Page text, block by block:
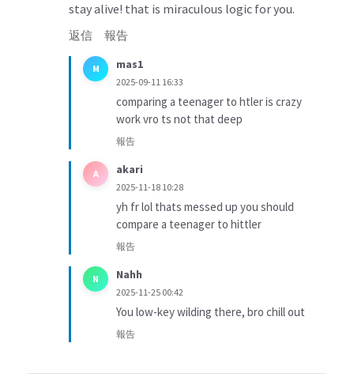
stay alive! that is miraculous logic for you.
返信 報告
M mas1
2025-09-11 16:33
comparing a teenager to htler is crazy
work vro ts not that deep
報告
A akari
2025-11-18 10:28
yh fr lol thats messed up you should
compare a teenager to hittler
報告
N Nahh
2025-11-25 00:42
You low-key wilding there, bro chill out
報告